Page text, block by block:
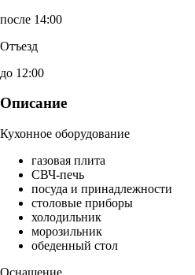
после 14:00
Отъезд
до 12:00
Описание
Кухонное оборудование
газовая плита
СВЧ-печь
посуда и принадлежности
столовые приборы
холодильник
морозильник
обеденный стол
Оснащение